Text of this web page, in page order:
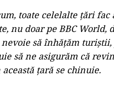
toate celelalte țări fac
nu doar pe BBC World,
nevoie să înhățăm
să ne asigurăm că
țară se chinuie.